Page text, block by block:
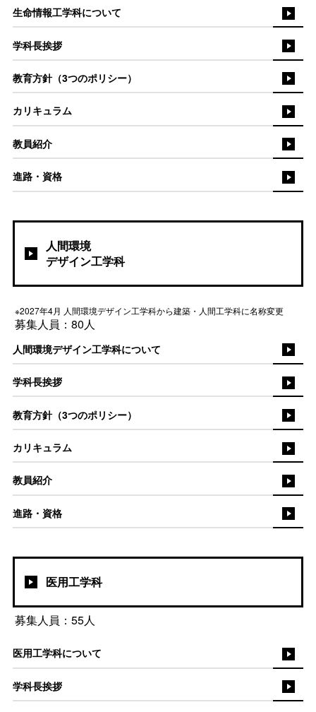
生命情報工学科について
学科長挨拶
教育方針（3つのポリシー）
カリキュラム
教員紹介
進路・資格
人間環境
デザイン工学科
※2027年4月 人間環境デザイン工学科から建築・人間工学科に名称変更
募集人員：80人
人間環境デザイン工学科について
学科長挨拶
教育方針（3つのポリシー）
カリキュラム
教員紹介
進路・資格
医用工学科
募集人員：55人
医用工学科について
学科長挨拶